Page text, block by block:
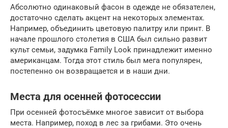
Абсолютно одинаковый фасон в одежде не обязателен,
достаточно сделать акцент на некоторых элементах.
Например, объединить цветовую палитру или принт. В
начале прошлого столетия в США был сильно развит
культ семьи, задумка Family Look принадлежит именно
американцам. Тогда этот стиль был мега популярен,
постепенно он возвращается и в наши дни.
Места для осенней фотосессии
При осенней фотосъёмке многое зависит от выбора
места. Например, поход в лес за грибами. Это очень